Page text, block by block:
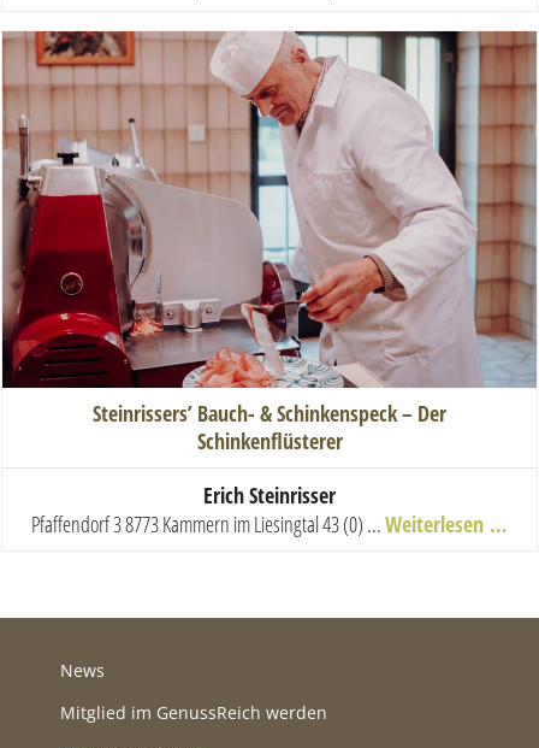
Steinrissers’ Bauch- & Schinkenspeck – Der
Schinkenflüsterer
Erich Steinrisser
Pfaffendorf 3 8773 Kammern im Liesingtal43 (0) ...Weiterlesen …
News
Mitglied im GenussReich werden